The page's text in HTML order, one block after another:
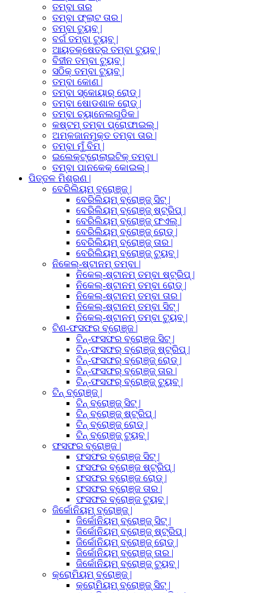
ତମ୍ବା ତାର
ତମ୍ବା ଫ୍ଲାଟ ତାର |
ତମ୍ବା ଟ୍ୟୁବ୍ |
ବର୍ଗ ତମ୍ବା ଟ୍ୟୁବ୍ |
ଆୟତକ୍ଷେତ୍ର ତମ୍ବା ଟ୍ୟୁବ୍ |
ବିହୀନ ତମ୍ବା ଟ୍ୟୁବ୍ |
ସଠିକ୍ ତମ୍ବା ଟ୍ୟୁବ୍ |
ତମ୍ବା କୋଣ |
ତମ୍ବା ସ୍କୋୟାର୍ ରୋଡ୍ |
ତମ୍ବା ଷୋଡଶାଳ ରୋଡ୍ |
ତମ୍ବା ଚ୍ୟାନେଲଗୁଡିକ |
କଷ୍ଟମ୍ ତମ୍ବା ପ୍ରୋଫାଇଲ୍ |
ଅମ୍ଳଜାନମୁକ୍ତ ତମ୍ବା ତାର |
ତମ୍ବା ମୁଁ ବିମ୍ |
ଇଲେକ୍ଟ୍ରୋଲାଇଟିକ୍ ତମ୍ବା |
ତମ୍ବା ପାନକେକ୍ କୋଇଲ୍ |
ପିତ୍ତଳ ମିଶ୍ରଣ |
ବେରିଲିୟମ୍ ବ୍ରୋଞ୍ଜ୍ |
ବେରିଲିୟମ୍ ବ୍ରୋଞ୍ଜ୍ ସିଟ୍ |
ବେରିଲିୟମ୍ ବ୍ରୋଞ୍ଜ୍ ଷ୍ଟ୍ରିପ୍ |
ବେରିଲିୟମ୍ ବ୍ରୋଞ୍ଜ୍ ଫଏଲ୍ |
ବେରିଲିୟମ୍ ବ୍ରୋଞ୍ଜ୍ ରୋଡ୍ |
ବେରିଲିୟମ୍ ବ୍ରୋଞ୍ଜ୍ ତାର |
ବେରିଲିୟମ୍ ବ୍ରୋଞ୍ଜ୍ ଟ୍ୟୁବ୍ |
ନିକେଲ୍-ଷ୍ଟାନମ୍ ତମ୍ବା |
ନିକେଲ୍-ଷ୍ଟାନମ୍ ତମ୍ବା ଷ୍ଟ୍ରିପ୍ |
ନିକେଲ୍-ଷ୍ଟାନମ୍ ତମ୍ବା ରୋଡ୍ |
ନିକେଲ୍-ଷ୍ଟାନମ୍ ତମ୍ବା ତାର |
ନିକେଲ୍-ଷ୍ଟାନମ୍ ତମ୍ବା ସିଟ୍ |
ନିକେଲ୍-ଷ୍ଟାନମ୍ ତମ୍ବା ଟ୍ୟୁବ୍ |
ଟିଣ-ଫସଫର ବ୍ରୋଞ୍ଜ |
ଟିନ୍-ଫସଫର ବ୍ରୋଞ୍ଜ ସିଟ୍ |
ଟିନ୍-ଫସଫର୍ ବ୍ରୋଞ୍ଜ୍ ଷ୍ଟ୍ରିପ୍ |
ଟିନ୍-ଫସଫର୍ ବ୍ରୋଞ୍ଜ୍ ରୋଡ୍ |
ଟିନ୍-ଫସଫର୍ ବ୍ରୋଞ୍ଜ୍ ତାର |
ଟିନ୍-ଫସଫର୍ ବ୍ରୋଞ୍ଜ୍ ଟ୍ୟୁବ୍ |
ଟିନ୍ ବ୍ରୋଞ୍ଜ୍ |
ଟିନ୍ ବ୍ରୋଞ୍ଜ୍ ସିଟ୍ |
ଟିନ୍ ବ୍ରୋଞ୍ଜ୍ ଷ୍ଟ୍ରିପ୍ |
ଟିନ୍ ବ୍ରୋଞ୍ଜ୍ ରୋଡ୍ |
ଟିନ୍ ବ୍ରୋଞ୍ଜ୍ ଟ୍ୟୁବ୍ |
ଫସଫର ବ୍ରୋଞ୍ଜ |
ଫସଫର ବ୍ରୋଞ୍ଜ ସିଟ୍ |
ଫସଫର ବ୍ରୋଞ୍ଜ ଷ୍ଟ୍ରିପ୍ |
ଫସଫର ବ୍ରୋଞ୍ଜ ରୋଡ୍ |
ଫସଫର ବ୍ରୋଞ୍ଜ ତାର |
ଫସଫର ବ୍ରୋଞ୍ଜ ଟ୍ୟୁବ୍ |
ଜିର୍କୋନିୟମ୍ ବ୍ରୋଞ୍ଜ୍ |
ଜିର୍କୋନିୟମ୍ ବ୍ରୋଞ୍ଜ୍ ସିଟ୍ |
ଜିର୍କୋନିୟମ୍ ବ୍ରୋଞ୍ଜ୍ ଷ୍ଟ୍ରିପ୍ |
ଜିର୍କୋନିୟମ୍ ବ୍ରୋଞ୍ଜ୍ ରୋଡ୍ |
ଜିର୍କୋନିୟମ୍ ବ୍ରୋଞ୍ଜ୍ ତାର |
ଜିର୍କୋନିୟମ୍ ବ୍ରୋଞ୍ଜ୍ ଟ୍ୟୁବ୍ |
କ୍ରୋମିୟମ୍ ବ୍ରୋଞ୍ଜ୍ |
କ୍ରୋମିୟମ୍ ବ୍ରୋଞ୍ଜ୍ ସିଟ୍ |